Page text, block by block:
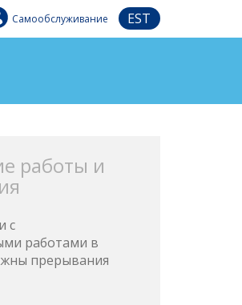
Самообслуживание EST
работы и
с
работами в
прерывания